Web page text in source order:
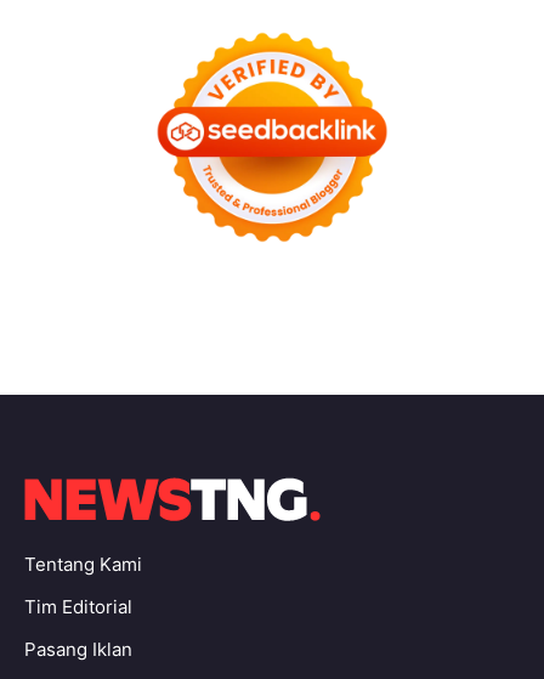
Tentang Kami
Tim Editorial
Pasang Iklan